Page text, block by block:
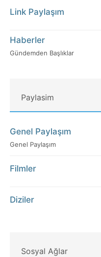
Link Paylaşım
Haberler
Gündemden Başlıklar
Paylasim
Genel Paylaşım
Genel Paylaşım
Filmler
Diziler
Sosyal Ağlar